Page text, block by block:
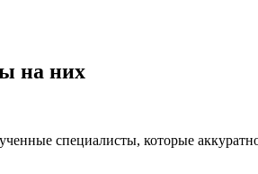
на них
специалисты, которые